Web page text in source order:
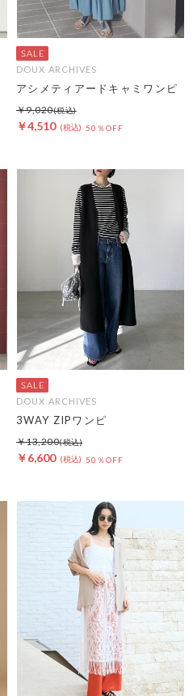
DOUX ARCHIVES
アシメティアードキャミワンピ
￥4,510 50％OFF
￥9,020
DOUX ARCHIVES
3WAY ZIPワンピ
￥6,600 50％OFF
￥13,200